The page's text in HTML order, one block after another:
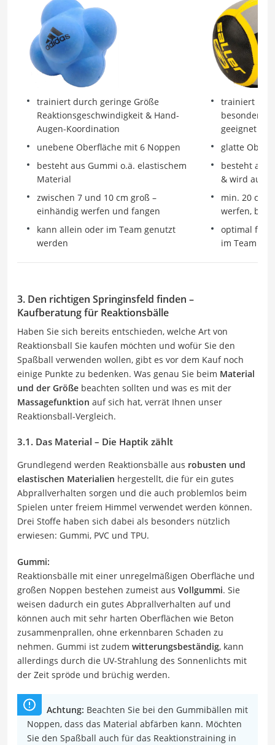
trainiert durch geringe Größe
Reaktionsgeschwindigkeit & Hand-
Augen-Koordination
unebene Oberfläche mit 6 Noppen
besteht aus Gummi o.ä. elastischem
Material
zwischen 7 und 10 cm groß –
einhändig werfen und fangen
kann allein oder im Team genutzt
werden
trainiert
besonders
geeignet
glatte
besteht aus
& wird
min. 20 cm
werfen,
optimal für
im Team
3. Den richtigen Springinsfeld finden –
Kaufberatung für Reaktionsbälle
Haben Sie sich bereits entschieden, welche Art von
Reaktionsball Sie kaufen möchten und wofür Sie den
Spaßball verwenden wollen, gibt es vor dem Kauf noch
einige Punkte zu bedenken. Was genau Sie beim Material
und der Größe beachten sollten und was es mit der
Massagefunktion auf sich hat, verrät Ihnen unser
Reaktionsball-Vergleich.
3.1. Das Material – Die Haptik zählt
Grundlegend werden Reaktionsbälle aus robusten und
elastischen Materialien hergestellt, die für ein gutes
Abprallverhalten sorgen und die auch problemlos beim
Spielen unter freiem Himmel verwendet werden können.
Drei Stoffe haben sich dabei als besonders nützlich
erwiesen: Gummi, PVC und TPU.
Gummi:
Reaktionsbälle mit einer unregelmäßigen Oberfläche und
großen Noppen bestehen zumeist aus Vollgummi. Sie
weisen dadurch ein gutes Abprallverhalten auf und
können auch mit sehr harten Oberflächen wie Beton
zusammenprallen, ohne erkennbaren Schaden zu
nehmen. Gummi ist zudem witterungsbeständig, kann
allerdings durch die UV-Strahlung des Sonnenlichts mit
der Zeit spröde und brüchig werden.
Achtung: Beachten Sie bei den Gummibällen mit
Noppen, dass das Material abfärben kann. Möchten
Sie den Spaßball auch für das Reaktionstraining in